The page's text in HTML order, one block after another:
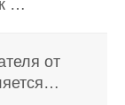
…
от